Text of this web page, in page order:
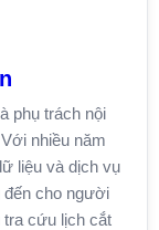
phụ trách nội
nhiều năm
liệu và dịch vụ
đến cho người
tra cứu lịch cắt